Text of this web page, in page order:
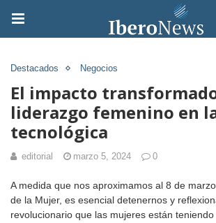
Destacados Negocios
El impacto
liderazgo femenino en
tecnológica
editorial marzo 5, 2024 0
A medida que nos aproximamos al 8 de
de la Mujer, es esencial detenernos y
revolucionario que las mujeres están